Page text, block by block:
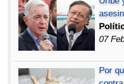
07
Por